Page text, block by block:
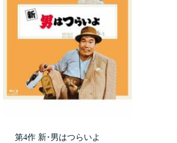
第4作 新･男はつらいよ